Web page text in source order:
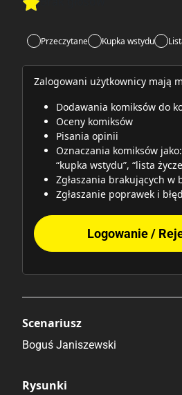
Rate this item:
Przeczytane Kupka wstydu
Zalogowani użytkownicy mają
Dodawania komiksów do
Oceny komiksów
Pisania opinii
Oznaczania komiksów
“kupka wstydu”, “lista
Zgłaszania brakujących w
Zgłaszanie poprawek i
Logowanie /
Scenariusz
Boguś Janiszewski
Rysunki